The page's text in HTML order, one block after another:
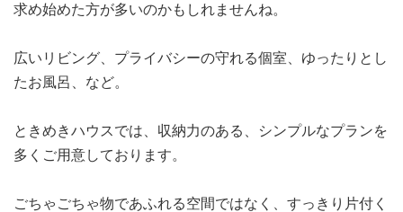
求め始めた方が多いのかもしれませんね。
広いリビング、プライバシーの守れる個室、ゆったりとし
たお風呂、など。
ときめきハウスでは、収納力のある、シンプルなプランを
多くご用意しております。
ごちゃごちゃ物であふれる空間ではなく、すっきり片付く